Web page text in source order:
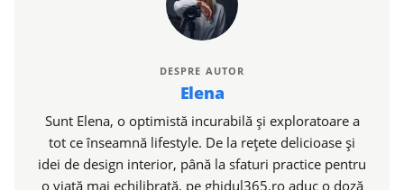
DESPRE AUTOR
Elena
Sunt Elena, o optimistă incurabilă și exploratoare a
tot ce înseamnă lifestyle. De la rețete delicioase și
idei de design interior, până la sfaturi practice pentru
o viață mai echilibrată, pe ghidul365.ro aduc o doză